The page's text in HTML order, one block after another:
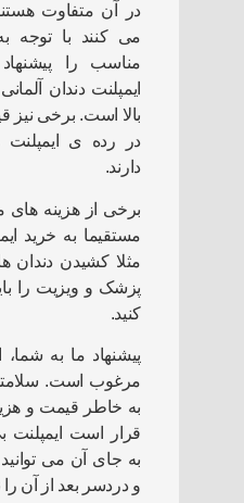
در آن متفاوت
می کنند با توجه
مناسب را
ایمپلنت دندان
بالا است. برخی نیز
در رده ی
دارند.
برخی از هزینه های
مستقیما به خرید
مثلا کشیدن دندان
پزشک و ویزیت را
کنید.
پیشنهاد ما به شما،
مرغوب است.
به خاطر قیمت و
قرار است ایمپلنت
به جای آن می
و دردسر بعد از آن